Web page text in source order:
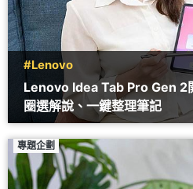
#Lenovo
Lenovo Idea Tab Pro Gen 2
圈選解說、一鍵整理筆記
專題企劃